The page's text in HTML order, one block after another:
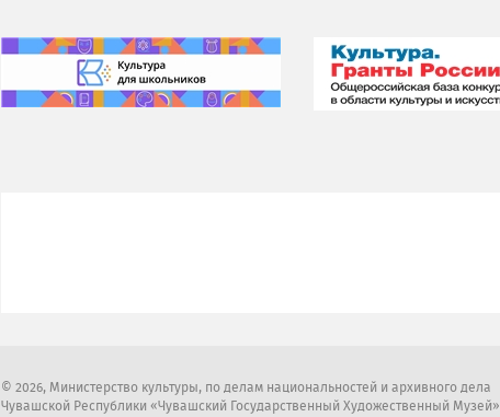
2026, Министерство культуры, по делам национальностей и архивного дела
Чувашской Республики «Чувашский Государственный Художественный Музей»